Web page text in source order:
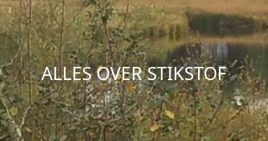
ALLES OVER STIKSTOF